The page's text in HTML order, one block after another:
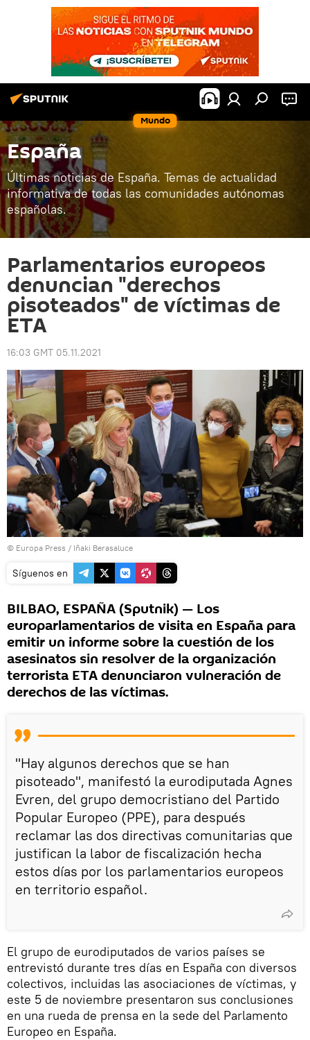
Mundo
España
Últimas noticias de España. Temas de actualidad
informativa de todas las comunidades autónomas
españolas.
Parlamentarios europeos
denuncian "derechos
pisoteados" de víctimas de
ETA
16:03 GMT 05.11.2021
© Europa Press / Iñaki Berasaluce
Síguenos en
BILBAO, ESPAÑA (Sputnik) — Los
europarlamentarios de visita en España para
emitir un informe sobre la cuestión de los
asesinatos sin resolver de la organización
terrorista ETA denunciaron vulneración de
derechos de las víctimas.
"Hay algunos derechos que se han
pisoteado", manifestó la eurodiputada Agnes
Evren, del grupo democristiano del Partido
Popular Europeo (PPE), para después
reclamar las dos directivas comunitarias que
justifican la labor de fiscalización hecha
estos días por los parlamentarios europeos
en territorio español.
El grupo de eurodiputados de varios países se
entrevistó durante tres días en España con diversos
colectivos, incluidas las asociaciones de víctimas, y
este 5 de noviembre presentaron sus conclusiones
en una rueda de prensa en la sede del Parlamento
Europeo en España.